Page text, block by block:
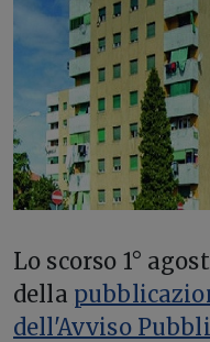
Lo scorso 1°
della
dell'Avviso